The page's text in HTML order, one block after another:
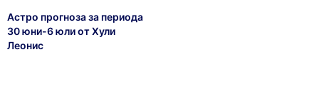
Астро прогноза за периода
30 юни-6 юли от Хули
Леонис